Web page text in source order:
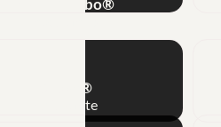
Meli-X Turbo®
Silkon®
Adjuvante